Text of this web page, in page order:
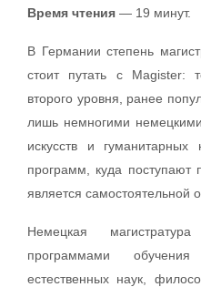
Время чтения — 19 минут.
В Германии степень
стоит путать с Magister:
второго уровня, ранее
лишь немногими
искусств и
программ, куда поступают
является самостоятельной
Немецкая
программами
естественных наук,